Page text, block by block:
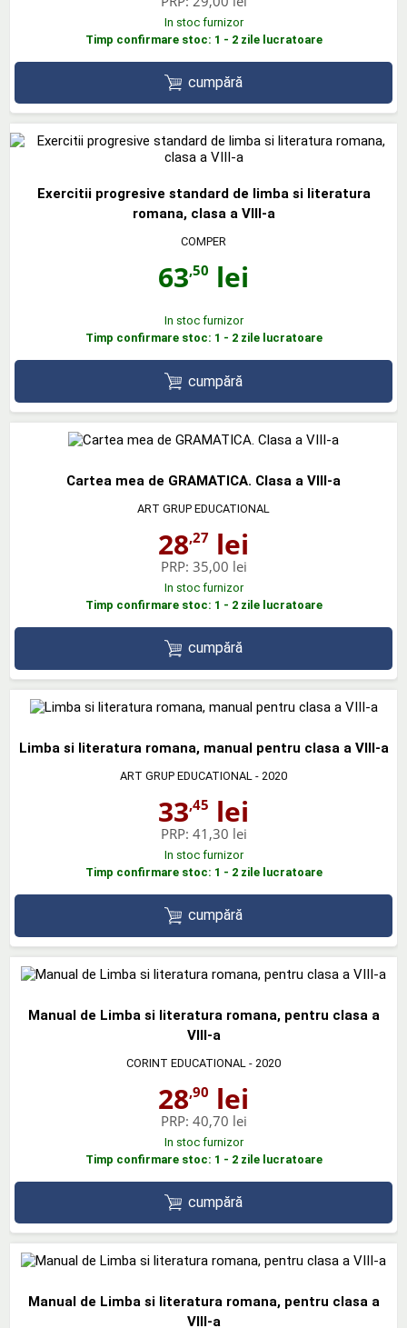
In stoc furnizor
Timp confirmare stoc: 1 - 2 zile lucratoare
cumpără
Exercitii progresive standard de limba si literatura
romana, clasa a VIII-a
COMPER
63,50 lei
In stoc furnizor
Timp confirmare stoc: 1 - 2 zile lucratoare
cumpără
Cartea mea de GRAMATICA. Clasa a VIII-a
ART GRUP EDUCATIONAL
28,27 lei
PRP: 35,00 lei
In stoc furnizor
Timp confirmare stoc: 1 - 2 zile lucratoare
cumpără
Limba si literatura romana, manual pentru clasa a VIII-a
ART GRUP EDUCATIONAL - 2020
33,45 lei
PRP: 41,30 lei
In stoc furnizor
Timp confirmare stoc: 1 - 2 zile lucratoare
cumpără
Manual de Limba si literatura romana, pentru clasa a
VIII-a
CORINT EDUCATIONAL - 2020
28,90 lei
PRP: 40,70 lei
In stoc furnizor
Timp confirmare stoc: 1 - 2 zile lucratoare
cumpără
Manual de Limba si literatura romana, pentru clasa a
VIII-a